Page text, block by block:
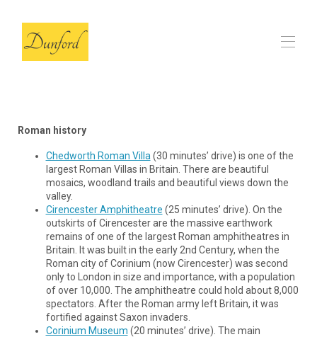
Veelgestelde vragen
Onze lokale keuzes ▾
Contact
Roman history
Chedworth Roman Villa (30 minutes’ drive) is one of the
largest Roman Villas in Britain. There are beautiful
mosaics, woodland trails and beautiful views down the
valley.
Cirencester Amphitheatre (25 minutes’ drive). On the
outskirts of Cirencester are the massive earthwork
remains of one of the largest Roman amphitheatres in
Britain. It was built in the early 2nd Century, when the
Roman city of Corinium (now Cirencester) was second
only to London in size and importance, with a population
of over 10,000. The amphitheatre could hold about 8,000
spectators. After the Roman army left Britain, it was
fortified against Saxon invaders.
Corinium Museum (20 minutes’ drive). The main